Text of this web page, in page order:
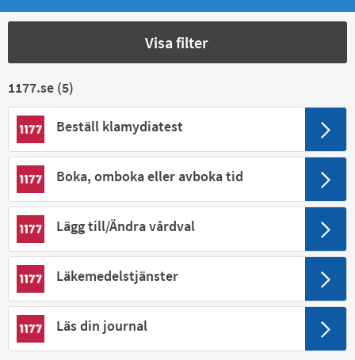
Visa filter
1177.se (5)
Beställ klamydiatest
Boka, omboka eller avboka tid
Lägg till/Ändra vårdval
Läkemedelstjänster
Läs din journal